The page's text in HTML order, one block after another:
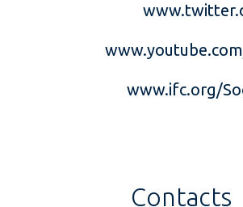
www.ifc.org/
Contacts